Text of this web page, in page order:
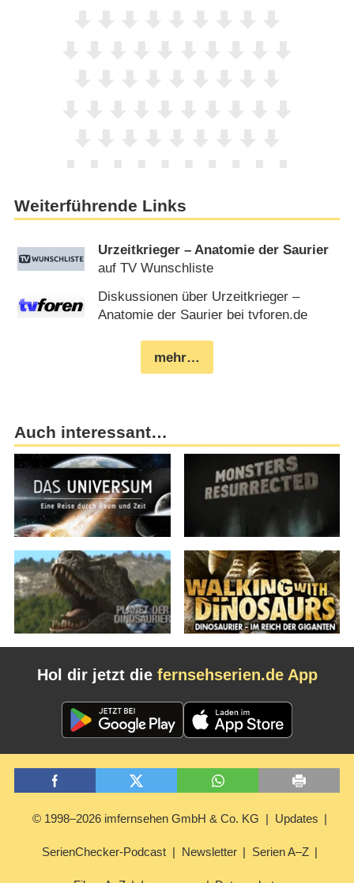
Weiterführende Links
Urzeitkrieger – Anatomie der Saurier
auf TV Wunschliste
Diskussionen über Urzeitkrieger –
Anatomie der Saurier bei tvforen.de
mehr…
Auch interessant…
Hol dir jetzt die fernsehserien.de App
© 1998–2026 imfernsehen GmbH & Co. KG Updates
SerienChecker-Podcast Newsletter Serien A–Z